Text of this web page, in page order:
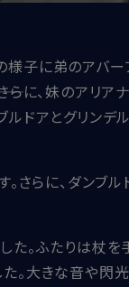
子に弟のアバー
に、妹のアリ
ドアとグリン
さらに、ダン
。ふたりは杖を
。大きな音や